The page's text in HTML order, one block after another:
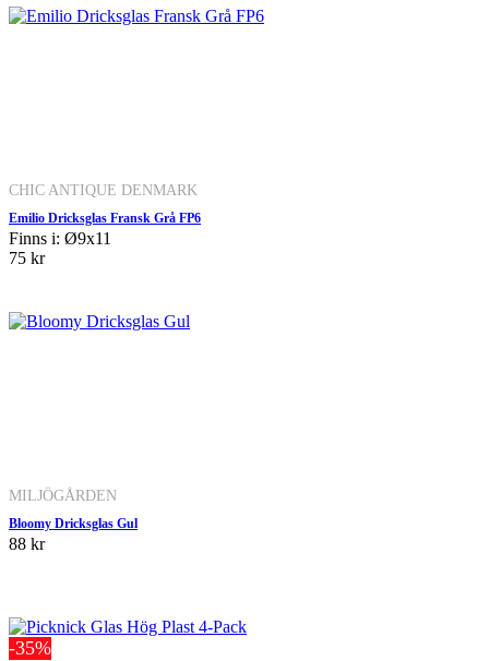
CHIC ANTIQUE DENMARK
Emilio Dricksglas Fransk Grå FP6
Finns i: Ø9x11
75 kr
MILJÖGÅRDEN
Bloomy Dricksglas Gul
88 kr
-35%